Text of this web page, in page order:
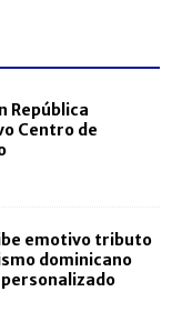
República
Centro de
emotivo tributo
dominicano
personalizado